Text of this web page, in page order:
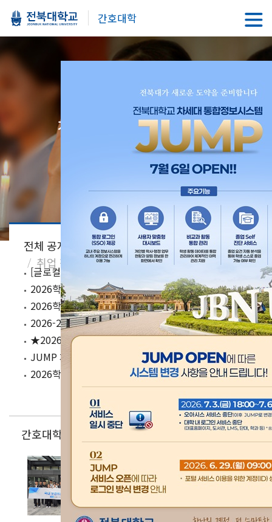
간호대학
Prev Next
지역과 세계를 이끌어 갈
글로컬 간호인재의 요람
전북대학교 간호대학
2026학년도 2학기 등록금 분할납부 신청 안내
07.30
2026학년도 2학기 예비군 대원 신고 안내
07.29
2026-2027 슬로바키아 정부초청 장학생 선발 안내
07.28
★2026학년도 2학기 수업시간표 및 학사일정 공지 07.16
JUMP 개통에 따른 등록금 수납 방법 안내
07.13
2026학년도 2학기 신입생 및 재(복)학생 등록 일정 안내 07.06
간호대학 News
하루간 그만보기